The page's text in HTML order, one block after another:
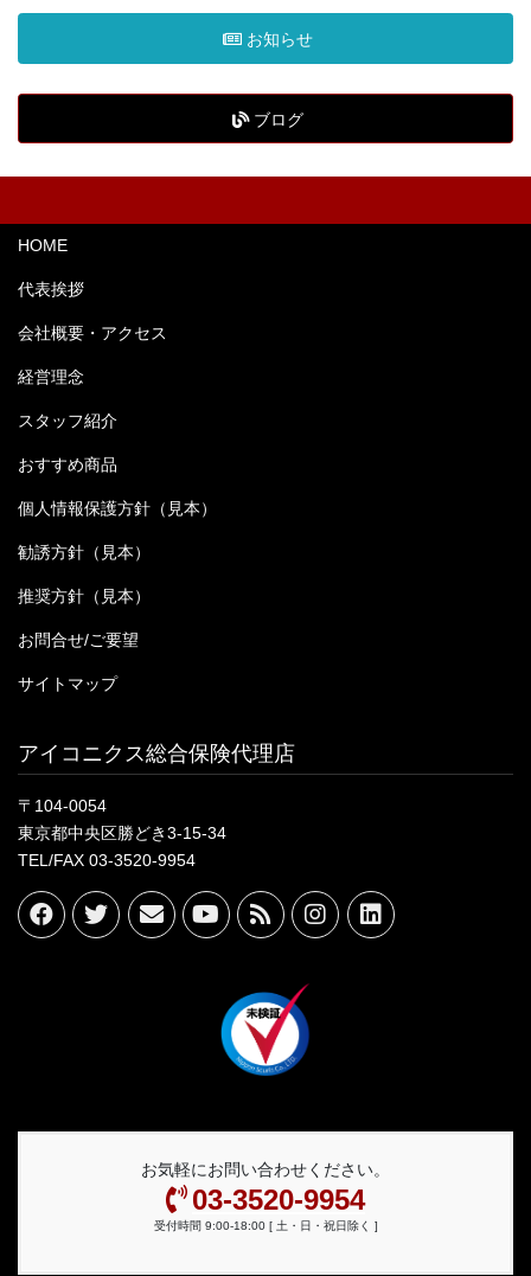
お知らせ
ブログ
HOME
代表挨拶
会社概要・アクセス
経営理念
スタッフ紹介
おすすめ商品
個人情報保護方針（見本）
勧誘方針（見本）
推奨方針（見本）
お問合せ/ご要望
サイトマップ
アイコニクス総合保険代理店
〒104-0054
東京都中央区勝どき3-15-34
TEL/FAX 03-3520-9954
お気軽にお問い合わせください。
03-3520-9954
受付時間 9:00-18:00 [ 土・日・祝日除く ]